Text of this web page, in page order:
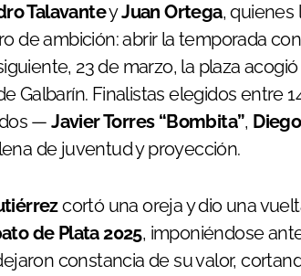
TalavanteyJuan Ortega, quienes
de ambición: abrir la temporada
23 de marzo, la plaza
Galbarín. Finalistas elegidos entre
—Javier Torres “Bombita”,
de juventud y proyección.
cortó una oreja y dio una
de Plata 2025, imponiéndose
constancia de su valor,